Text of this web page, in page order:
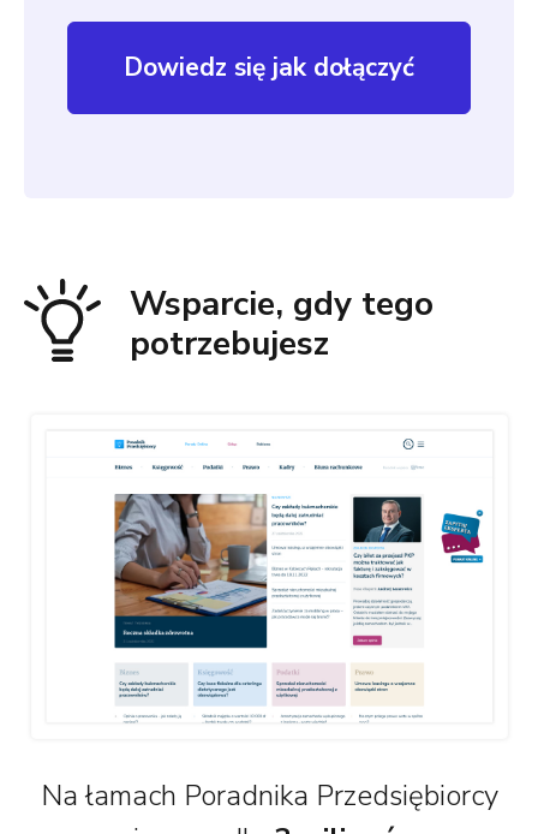
Dowiedz się jak dołączyć
Wsparcie, gdy tego
potrzebujesz
Na łamach Poradnika Przedsiębiorcy